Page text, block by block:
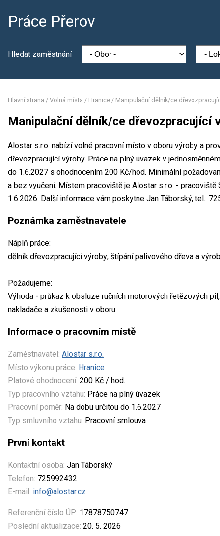
Práce Přerov
Hledat zaměstnání
Hlavní strana / Volná místa / Hranice / Manipulační dělník/ce
Manipulační dělník/ce dřevozpracující
Alostar s.r.o. nabízí volné pracovní místo v oboru výroby a
dřevozpracující výroby. Práce na plný úvazek v
do 1.6.2027 s ohodnocením 200 Kč/hod. Minimální
a bez vyučení. Místem pracoviště je Alostar s.r.o. -
1.6.2026. Další informace vám poskytne Jan Táborský, tel.:
Poznámka zaměstnavatele
Náplň práce:
dělník dřevozpracující výroby; štípání palivového dřeva a
Požadujeme:
Výhoda - průkaz k obsluze ručních motorových řetězových
nakladače a zkušenosti v oboru
Informace o pracovním místě
Zaměstnavatel: Alostar s.r.o.
Místo výkonu práce: Hranice
Platové ohodnocení: 200 Kč / hod.
Typ pracovního vztahu: Práce na plný úvazek
Pracovní poměr: Na dobu určitou do 1.6.2027
Typ smluvního vztahu: Pracovní smlouva
První kontakt
Kontaktní osoba: Jan Táborský
Telefon: 725992432
E-mail: info@alostar.cz
Referenční číslo ÚP: 17878750747
Poslední aktualizace: 20. 5. 2026